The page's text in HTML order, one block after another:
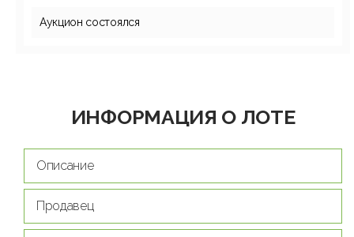
Аукцион состоялся
ИНФОРМАЦИЯ О ЛОТЕ
Описание
Продавец